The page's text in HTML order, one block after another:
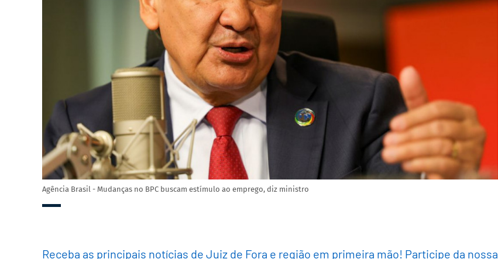
Agência Brasil - Mudanças no BPC buscam estímulo ao emprego, diz ministro
Receba as principais notícias de Juiz de Fora e região em primeira mão! Participe da nossa